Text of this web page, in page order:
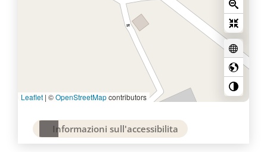
Leaflet | ©OpenStreetMapcontributors
Informazioni sull'accessibilita